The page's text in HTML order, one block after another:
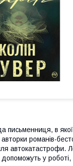
письменниця, в
авторки романів-
допоможуть у